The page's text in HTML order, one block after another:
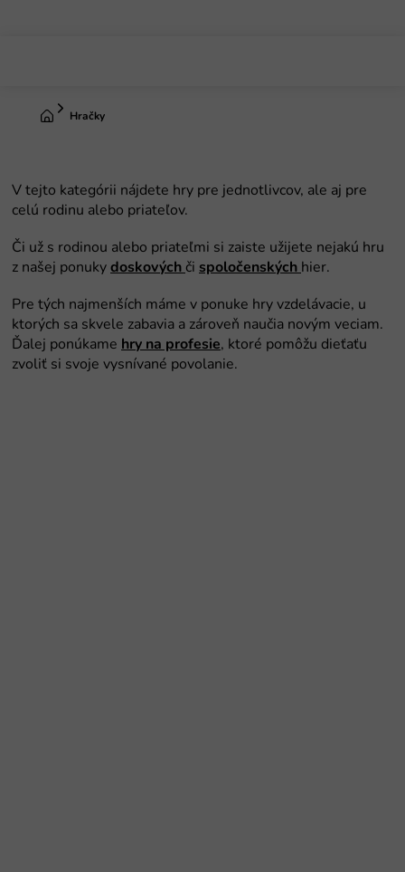
DomovHračky
V tejto kategórii nájdete hry pre jednotlivcov, ale aj pre
celú rodinu alebo priateľov.
Či už s rodinou alebo priateľmi si zaiste užijete nejakú hru
z našej ponukydoskových či spoločenských hier.
Pre tých najmenších máme v ponuke hry vzdelávacie, u
ktorých sa skvele zabavia a zároveň naučia novým veciam.
Ďalej ponúkame hry na profesie, ktoré pomôžu dieťaťu
zvoliť si svoje vysnívané povolanie.